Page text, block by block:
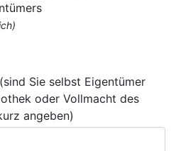
Sie selbst Eigentümer
oder Vollmacht des
angeben)